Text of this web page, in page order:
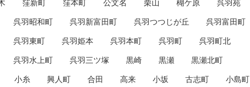
窪新町 窪本町 公文名 栗山 楜ケ原
呉羽苑
呉羽昭和町 呉羽新富田町 呉羽つつじが丘
呉羽富田町
呉羽東町 呉羽姫本 呉羽本町 呉羽町
呉羽町北
呉羽水上町 呉羽三ツ塚 黒崎 黒瀬
黒瀬北町
小糸 興人町 合田 高来 小坂 古志町
小島町